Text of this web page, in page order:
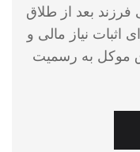
بعد از طلاق
اثبات نیاز مالی و
موکل به رسمیت